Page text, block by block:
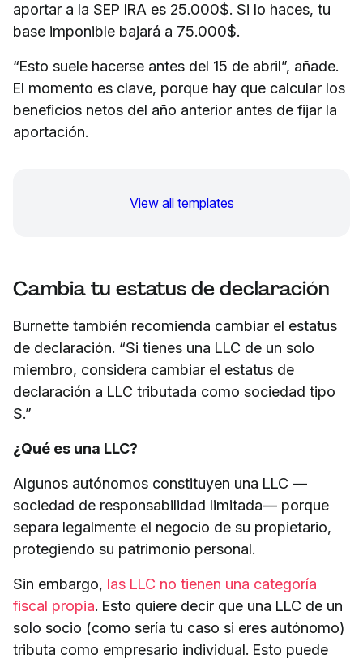
aportar a la SEP IRA es 25.000$. Si lo haces, tu
base imponible bajará a 75.000$.
“Esto suele hacerse antes del 15 de abril”, añade.
El momento es clave, porque hay que calcular los
beneficios netos del año anterior antes de fijar la
aportación.
View all templates
Cambia tu estatus de declaración
Burnette también recomienda cambiar el estatus
de declaración. “Si tienes una LLC de un solo
miembro, considera cambiar el estatus de
declaración a LLC tributada como sociedad tipo
S.”
¿Qué es una LLC?
Algunos autónomos constituyen una LLC —
sociedad de responsabilidad limitada— porque
separa legalmente el negocio de su propietario,
protegiendo su patrimonio personal.
Sin embargo, las LLC no tienen una categoría
fiscal propia. Esto quiere decir que una LLC de un
solo socio (como sería tu caso si eres autónomo)
tributa como empresario individual. Esto puede